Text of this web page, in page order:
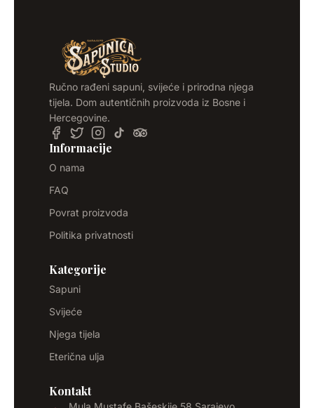
Ručno rađeni sapuni, svijeće i prirodna njega
tijela. Dom autentičnih proizvoda iz Bosne i
Hercegovine.
Informacije
O nama
FAQ
Povrat proizvoda
Politika privatnosti
Kategorije
Sapuni
Svijeće
Njega tijela
Eterična ulja
Kontakt